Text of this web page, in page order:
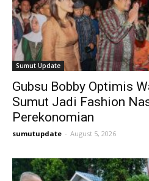
Sumut Update
Gubsu Bobby Optimis
Sumut Jadi Fashion
Perekonomian
sumutupdate - August 5, 2026